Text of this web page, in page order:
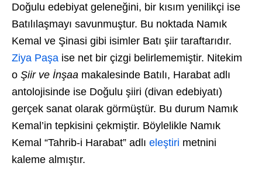
Doğulu edebiyat geleneğini, bir kısım yenilikçi ise
Batılılaşmayı savunmuştur. Bu noktada Namık
Kemal ve Şinasi gibi isimler Batı şiir taraftarıdır.
Ziya Paşa ise net bir çizgi belirlememiştir. Nitekim
o Şiir ve İnşaa makalesinde Batılı, Harabat adlı
antolojisinde ise Doğulu şiiri (divan edebiyatı)
gerçek sanat olarak görmüştür. Bu durum Namık
Kemal’in tepkisini çekmiştir. Böylelikle Namık
Kemal “Tahrib-i Harabat” adlı eleştiri metnini
kaleme almıştır.